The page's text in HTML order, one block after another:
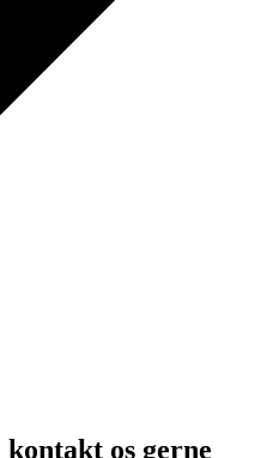
os gerne